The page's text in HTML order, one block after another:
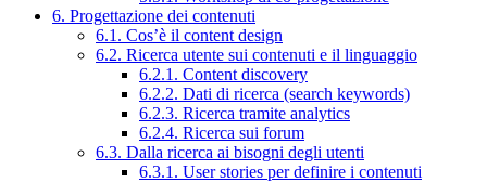
6. Progettazione dei contenuti
6.1. Cos’è il content design
6.2. Ricerca utente sui contenuti e il linguaggio
6.2.1. Content discovery
6.2.2. Dati di ricerca (search keywords)
6.2.3. Ricerca tramite analytics
6.2.4. Ricerca sui forum
6.3. Dalla ricerca ai bisogni degli utenti
6.3.1. User stories per definire i contenuti